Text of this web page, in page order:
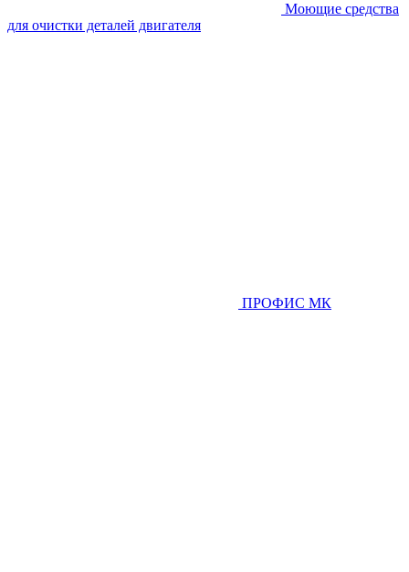
Моющие средства
для очистки деталей двигателя
ПРОФИС МК